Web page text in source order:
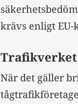
krävs enligt
När det gäller